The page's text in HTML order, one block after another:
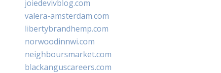
joiedevivblog.com
valera-amsterdam.com
libertybrandhemp.com
norwoodinnwi.com
neighboursmarket.com
blackanguscareers.com